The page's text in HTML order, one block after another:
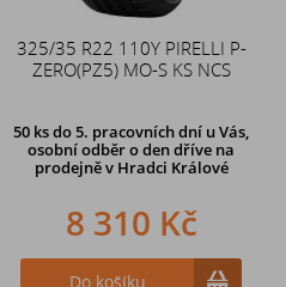
325/35 R22 110Y PIRELLI P-
ZERO(PZ5) MO-S KS NCS
50 ksdo 5. pracovních dní u Vás,
osobní odběr o den dříve na
prodejněv Hradci Králové
8 310 Kč
Do košíku